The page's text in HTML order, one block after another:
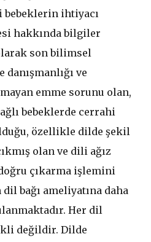
bebeklerin ihtiyacı
hakkında bilgiler
son bilimsel
ve
emme sorunu olan,
bebeklerde cerrahi
özellikle dilde şekil
olan ve dili ağız
çıkarma işlemini
bağı ameliyatına daha
Her dil
değildir. Dilde